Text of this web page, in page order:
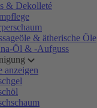
& Dekolleté
& ätherische Öle
Öl & -Aufguss
anzeigen